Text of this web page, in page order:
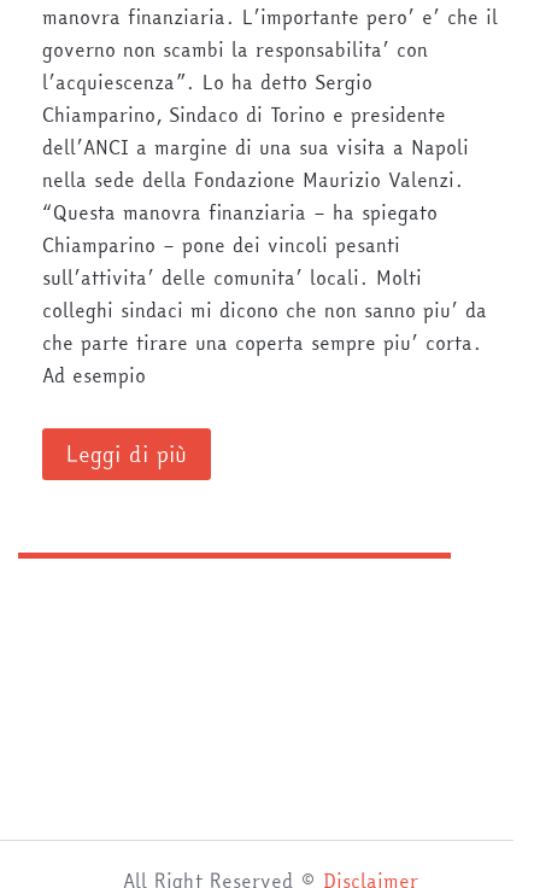
manovra finanziaria. L’importante pero’ e’ che il
governo non scambi la responsabilita’ con
l’acquiescenza”. Lo ha detto Sergio
Chiamparino, Sindaco di Torino e presidente
dell’ANCI a margine di una sua visita a Napoli
nella sede della Fondazione Maurizio Valenzi.
“Questa manovra finanziaria – ha spiegato
Chiamparino – pone dei vincoli pesanti
sull’attivita’ delle comunita’ locali. Molti
colleghi sindaci mi dicono che non sanno piu’ da
che parte tirare una coperta sempre piu’ corta.
Ad esempio
Leggi di più
All Right Reserved © Disclaimer